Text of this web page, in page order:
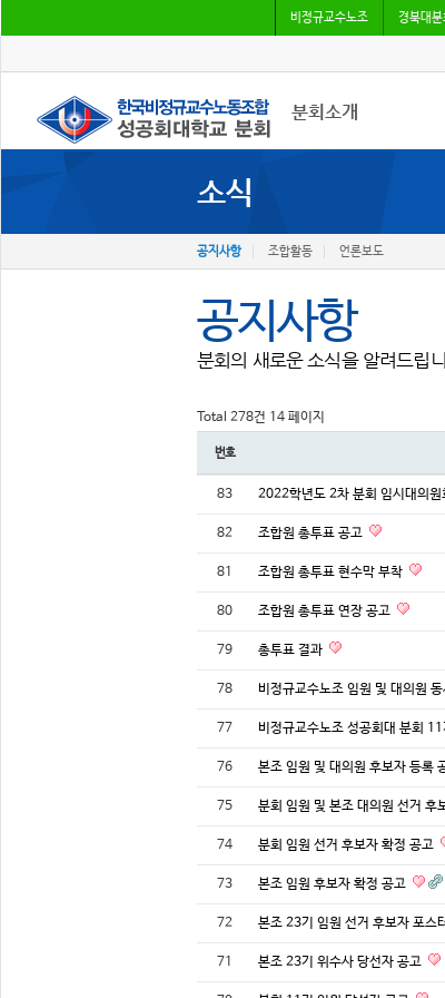
비정규교수노조 경북대분
분회소개
조합원가입
소식
공지사항 조합활동 언론보도
공지사항
분회의 새로운 소식을 알려드립
Total 278건 14 페이지
번호
83 2022학년도 2차 분회 임시대의원
82 조합원 총투표 공고
81 조합원 총투표 현수막 부착
80 조합원 총투표 연장 공고
79 총투표 결과
78 비정규교수노조 임원 및 대의원 동
77 비정규교수노조 성공회대 분회
76 본조 임원 및 대의원 후보자 등록
75 분회 임원 및 본조 대의원 선거 후
74 분회 임원 선거 후보자 확정 공고
73 본조 임원 후보자 확정 공고
72 본조 23기 임원 선거 후보자 포스
71 본조 23기 위수사 당선자 공고